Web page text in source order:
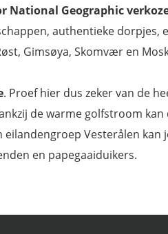
National Geographic
authentieke dorpjes,
Gimsøya, Skomvær en
. Proef hier dus zeker van de
de warme golfstroom kan
Vesterålen kan
en papegaaiduikers.